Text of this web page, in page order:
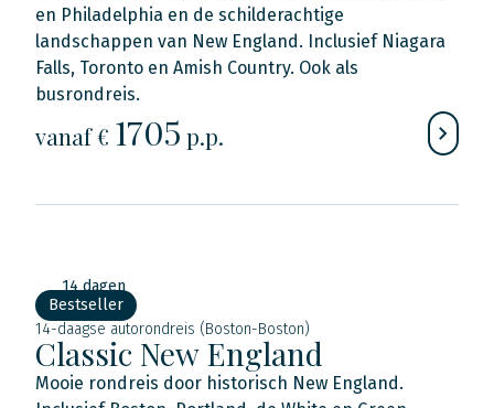
en Philadelphia en de schilderachtige
landschappen van New England. Inclusief Niagara
Falls, Toronto en Amish Country. Ook als
busrondreis.
vanaf € 1705 p.p.
14 dagen
Bestseller
14-daagse autorondreis (Boston-Boston)
Classic New England
Mooie rondreis door historisch New England.